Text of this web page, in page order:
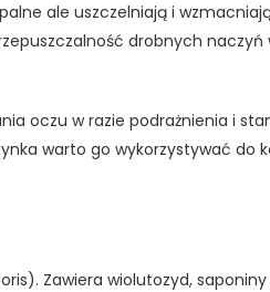
ale uszczelniają i
drobnych
oczu w razie podrażnienia i
warto go wykorzystywać do
Zawiera wiolutozyd,